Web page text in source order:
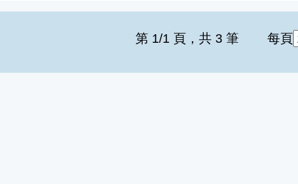
第 1/1 頁，共 3 筆 每頁